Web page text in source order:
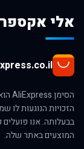
אלי
בבעלותה. אנו
המוצעים באתר שלה.